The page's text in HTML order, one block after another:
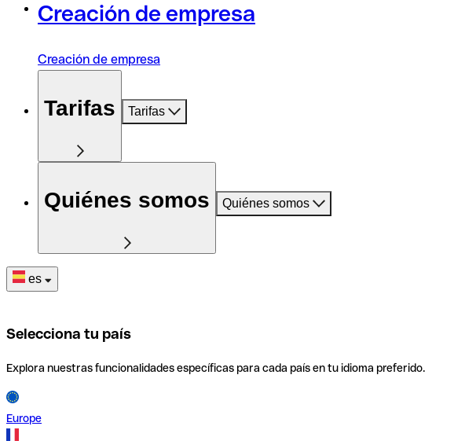
Creación de empresa
Creación de empresa
Tarifas Tarifas
Quiénes somos Quiénes somos
es
Selecciona tu país
Explora nuestras funcionalidades específicas para cada país en tu idioma preferido.
Europe